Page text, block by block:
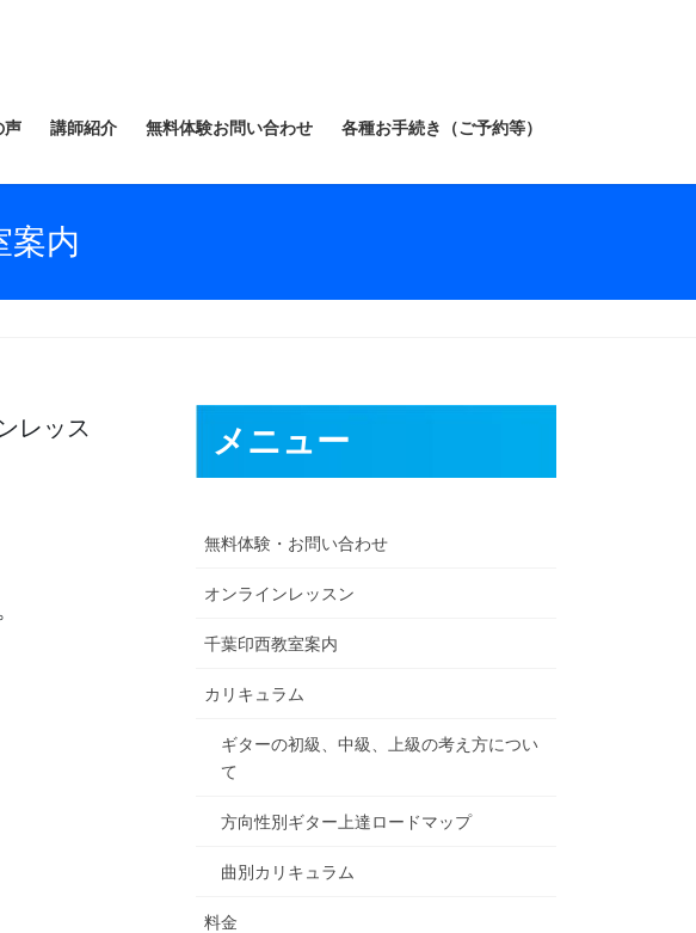
声 講師紹介 無料体験お問い合わせ 各種お手続き（ご予約等）
案内
レッス
メニュー
無料体験・お問い合わせ
オンラインレッスン
千葉印西教室案内
カリキュラム
ギターの初級、中級、上級の考え方につい
て
方向性別ギター上達ロードマップ
曲別カリキュラム
料金